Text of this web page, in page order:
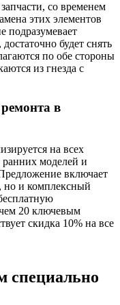
со временем
этих элементов
подразумевает
будет снять
по обе стороны
из гнезда с
в
на всех
моделей и
включает
но и комплексный
20 ключевым
скидка 10% на все
специально